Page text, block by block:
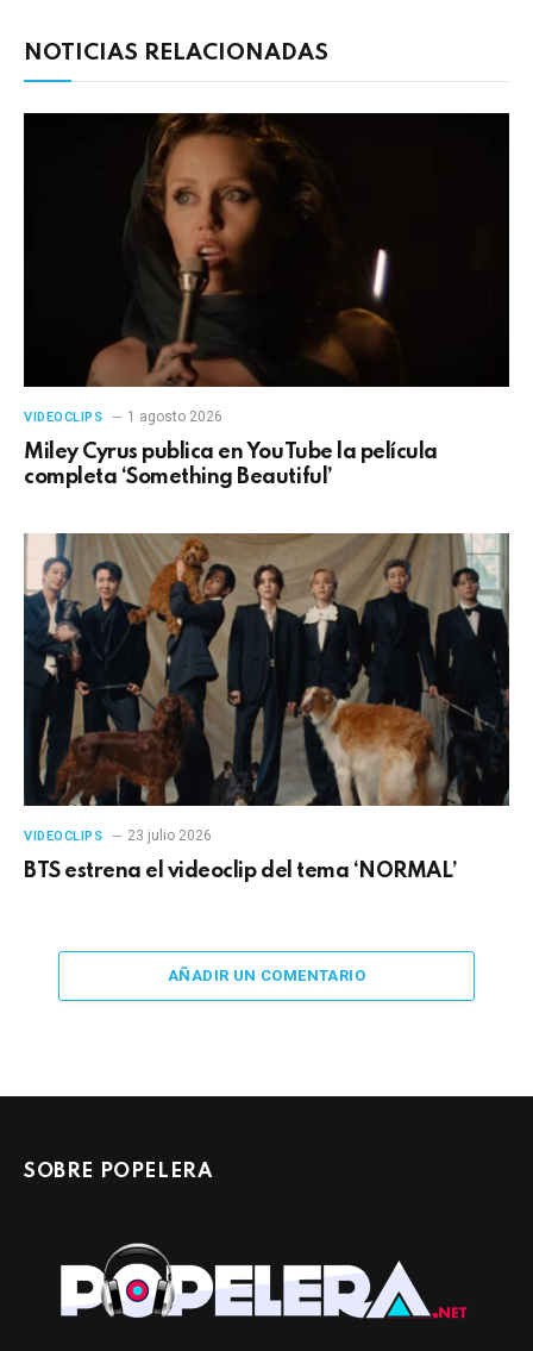
NOTICIAS RELACIONADAS
VIDEOCLIPS 1 agosto 2026
Miley Cyrus publica en YouTube la película
completa ‘Something Beautiful’
VIDEOCLIPS 23 julio 2026
BTS estrena el videoclip del tema ‘NORMAL’
AÑADIR UN COMENTARIO
SOBRE POPELERA